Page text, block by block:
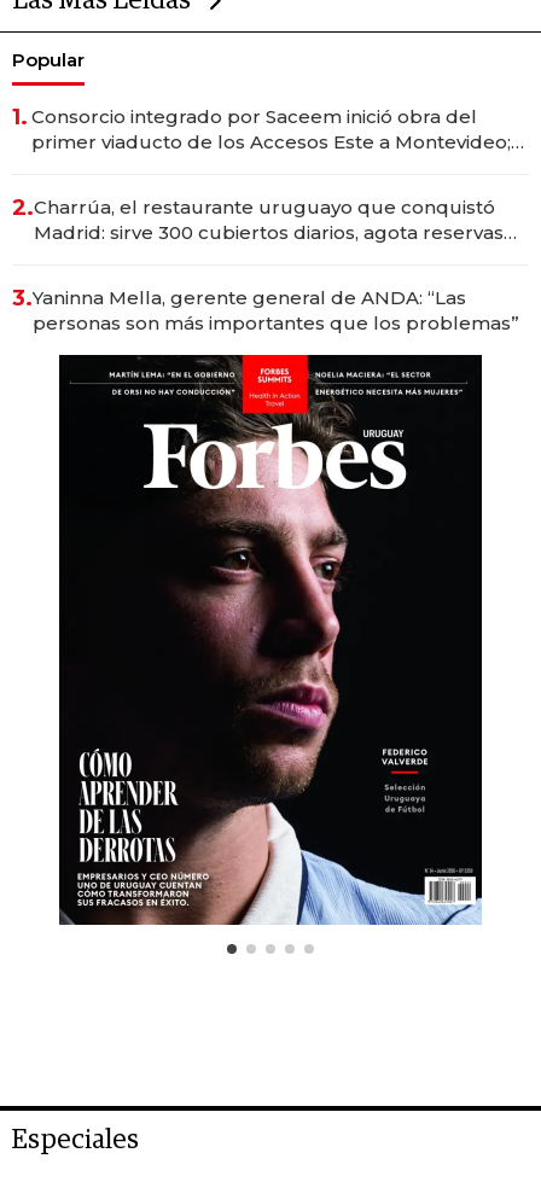
Popular
1. Consorcio integrado por Saceem inició obra del
primer viaducto de los Accesos Este a Montevideo;
2.Charrúa, el restaurante uruguayo que conquistó
Madrid: sirve 300 cubiertos diarios, agota reservas
3.Yaninna Mella, gerente general de ANDA: “Las
personas son más importantes que los problemas”
Especiales